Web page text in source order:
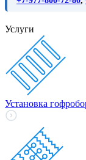
Услуги
Установка